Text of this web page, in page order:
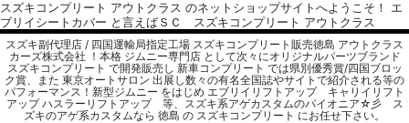
スズキコンプリート アウトクラス のネットショップサイトへようこそ！ エ
ブリイシートカバー と言えばＳＣ スズキコンプリート アウトクラス
スズキ副代理店 / 四国運輸局指定工場 スズキコンプリート販売徳島 アウトクラス
カーズ株式会社 ！本格 ジムニー専門店 として次々にオリジナルパーツブランド
スズキコンプリート で開発販売し 新車コンプリート では県別優秀賞/四国ブロッ
ク賞、また 東京オートサロン 出展し数々の有名全国誌やサイトで紹介される等の
パフォーマンス！新型ジムニー をはじめ エブリイリフトアップ キャリイリフト
アップ ハスラーリフトアップ 等、スズキ系アゲカスタムのパイオニア☆彡 ス
ズキのアゲ系カスタムなら 徳島 の スズキコンプリート にお任せ下さい。